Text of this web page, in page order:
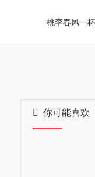
桃李春风一
你可能喜欢